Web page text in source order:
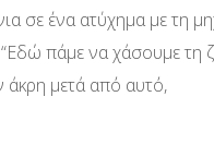
σε ένα ατύχημα με τη
πάμε να χάσουμε τη
άκρη μετά από αυτό,